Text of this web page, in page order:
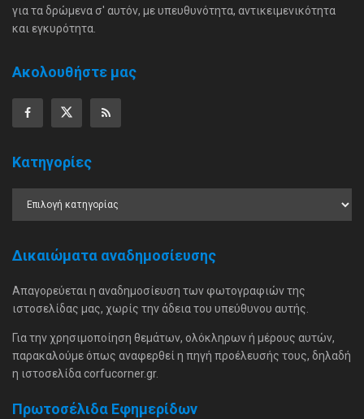
για τα δρώμενα σ' αυτόν, με υπευθυνότητα, αντικειμενικότητα
και εγκυρότητα.
Ακολουθήστε μας
Κατηγορίες
Δικαιώματα αναδημοσίευσης
Απαγορεύεται η αναδημοσίευση των φωτογραφιών της
ιστοσελίδας μας, χωρίς την άδεια του υπεύθυνου αυτής.
Για την χρησιμοποίηση θεμάτων, ολόκληρων ή μέρους αυτών,
παρακαλούμε όπως αναφερθεί η πηγή προέλευσής τους, δηλαδή
η ιστοσελίδα corfucorner.gr.
Πρωτοσέλιδα Εφημερίδων